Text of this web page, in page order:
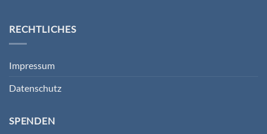
RECHTLICHES
Impressum
Datenschutz
SPENDEN